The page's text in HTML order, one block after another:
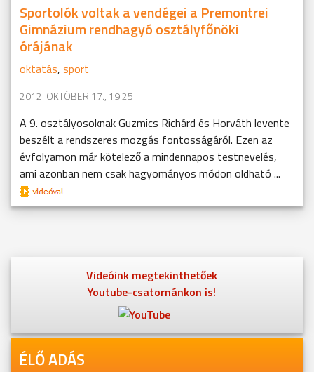
Sportolók voltak a vendégei a Premontrei
Gimnázium rendhagyó osztályfőnöki
órájának
oktatás, sport
2012. OKTÓBER 17., 19:25
A 9. osztályosoknak Guzmics Richárd és Horváth levente
beszélt a rendszeres mozgás fontosságáról. Ezen az
évfolyamon már kötelező a mindennapos testnevelés,
ami azonban nem csak hagyományos módon oldható ...
Videóink megtekinthetőek
Youtube-csatornánkon is!
ÉLŐ ADÁS